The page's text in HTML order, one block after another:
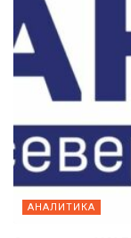
АНАЛИТИКА